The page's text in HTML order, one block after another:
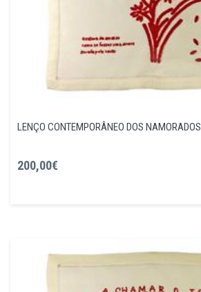
LENÇO CONTEMPORÂNEO DOS NAMORADOS
200,00€